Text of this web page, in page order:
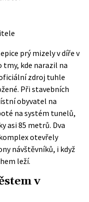
prý mizely v díře v
tmy, kde narazil na
zdroj tuhle
Při stavebních
obyvatel na
na systém tunelů,
asi 85 metrů. Dva
otevřely
návštěvníků, i když
leží.
v